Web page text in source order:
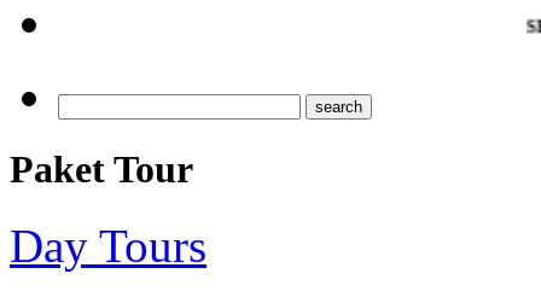
SELAMAT
Paket Tour
Day Tours